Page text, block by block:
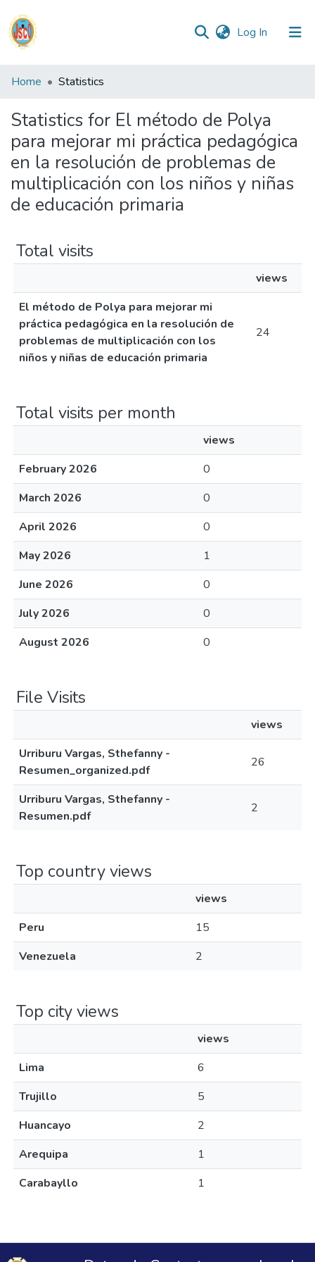
Log In (current)
Communities
Collections
All of DSpace
Reglamento
Home Statistics
Statistics for El método de Polya
para mejorar mi práctica pedagógica
en la resolución de problemas de
multiplicación con los niños y niñas
de educación primaria
Total visits
views
El método de Polya para mejorar mi
práctica pedagógica en la resolución de
problemas de multiplicación con los
niños y niñas de educación primaria
24
Total visits per month
views
February 2026
0
March 2026
0
April 2026
0
May 2026
1
June 2026
0
July 2026
0
August 2026
0
File Visits
views
Urriburu Vargas, Sthefanny -
Resumen_organized.pdf
26
Urriburu Vargas, Sthefanny -
Resumen.pdf
2
Top country views
views
Peru
15
Venezuela
2
Top city views
views
Lima
6
Trujillo
5
Huancayo
2
Arequipa
1
Carabayllo
1